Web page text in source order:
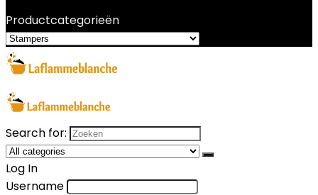
Productcategorieën
Search for:
Log In
Username